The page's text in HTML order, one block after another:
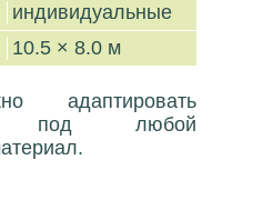
индивидуальные
10.5 × 8.0 м
адаптировать
под любой